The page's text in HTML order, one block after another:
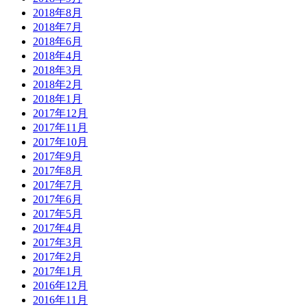
2018年8月
2018年7月
2018年6月
2018年4月
2018年3月
2018年2月
2018年1月
2017年12月
2017年11月
2017年10月
2017年9月
2017年8月
2017年7月
2017年6月
2017年5月
2017年4月
2017年3月
2017年2月
2017年1月
2016年12月
2016年11月